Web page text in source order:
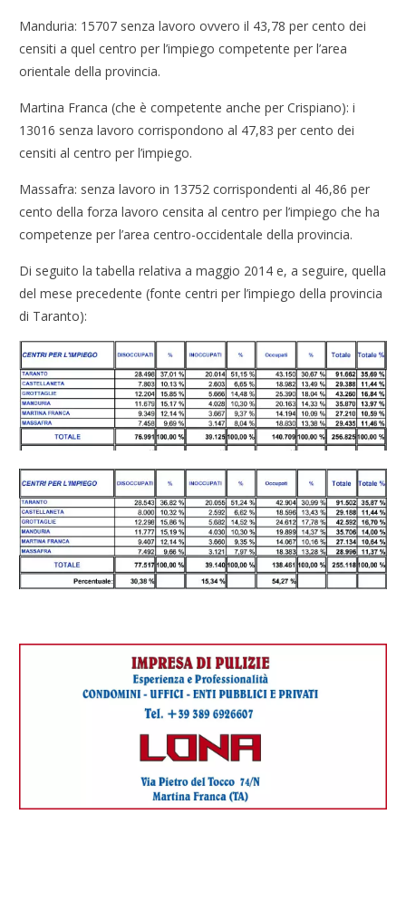
Manduria: 15707 senza lavoro ovvero il 43,78 per cento dei
censiti a quel centro per l’impiego competente per l’area
orientale della provincia.
Martina Franca (che è competente anche per Crispiano): i
13016 senza lavoro corrispondono al 47,83 per cento dei
censiti al centro per l’impiego.
Massafra: senza lavoro in 13752 corrispondenti al 46,86 per
cento della forza lavoro censita al centro per l’impiego che ha
competenze per l’area centro-occidentale della provincia.
Di seguito la tabella relativa a maggio 2014 e, a seguire, quella
del mese precedente (fonte centri per l’impiego della provincia
di Taranto):